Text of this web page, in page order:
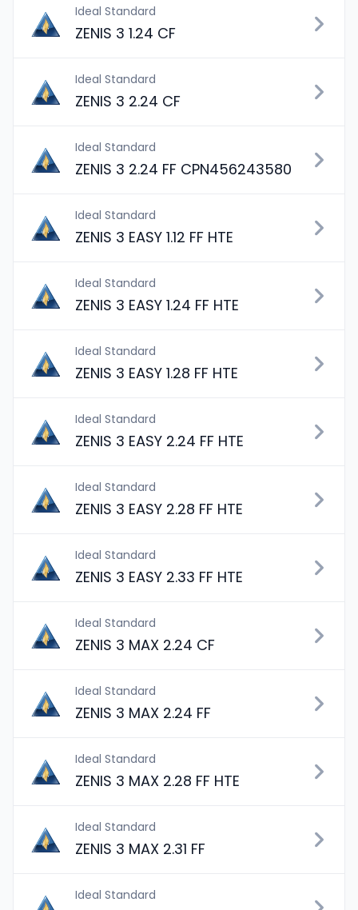
Ideal Standard
ZENIS 3 1.24 CF
Ideal Standard
ZENIS 3 2.24 CF
Ideal Standard
ZENIS 3 2.24 FF CPN456243580
Ideal Standard
ZENIS 3 EASY 1.12 FF HTE
Ideal Standard
ZENIS 3 EASY 1.24 FF HTE
Ideal Standard
ZENIS 3 EASY 1.28 FF HTE
Ideal Standard
ZENIS 3 EASY 2.24 FF HTE
Ideal Standard
ZENIS 3 EASY 2.28 FF HTE
Ideal Standard
ZENIS 3 EASY 2.33 FF HTE
Ideal Standard
ZENIS 3 MAX 2.24 CF
Ideal Standard
ZENIS 3 MAX 2.24 FF
Ideal Standard
ZENIS 3 MAX 2.28 FF HTE
Ideal Standard
ZENIS 3 MAX 2.31 FF
Ideal Standard